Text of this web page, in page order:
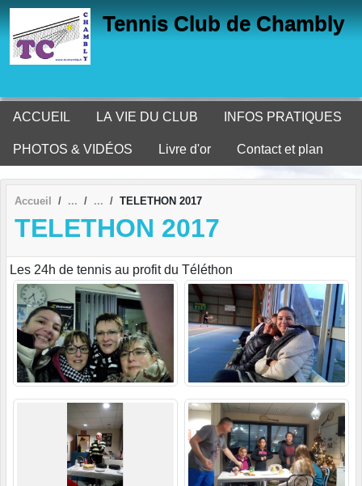
Tennis Club de Chambly
ACCUEIL LA VIE DU CLUB INFOS PRATIQUES
PHOTOS & VIDÉOS Livre d'or Contact et plan
Accueil TELETHON 2017
TELETHON 2017
Les 24h de tennis au profit du Téléthon
Panneau de gestion des cookies